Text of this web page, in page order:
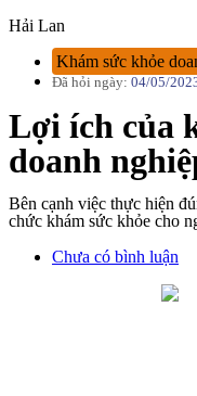
Hải Lan
Khám sức khỏe
Đã hỏi ngày: 04/05/
Lợi ích của
doanh
Bên cạnh việc thực hiện
chức khám sức khỏe cho
Chưa có bình luận